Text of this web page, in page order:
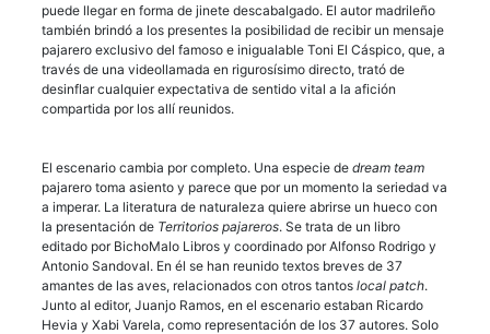
puede llegar en forma de jinete descabalgado. El autor madrileño
también brindó a los presentes la posibilidad de recibir un mensaje
pajarero exclusivo del famoso e inigualable Toni El Cáspico, que, a
través de una videollamada en rigurosísimo directo, trató de
desinflar cualquier expectativa de sentido vital a la afición
compartida por los allí reunidos.
El escenario cambia por completo. Una especie de dream team
pajarero toma asiento y parece que por un momento la seriedad va
a imperar. La literatura de naturaleza quiere abrirse un hueco con
la presentación de Territorios pajareros. Se trata de un libro
editado por BichoMalo Libros y coordinado por Alfonso Rodrigo y
Antonio Sandoval. En él se han reunido textos breves de 37
amantes de las aves, relacionados con otros tantos local patch.
Junto al editor, Juanjo Ramos, en el escenario estaban Ricardo
Hevia y Xabi Varela, como representación de los 37 autores. Solo